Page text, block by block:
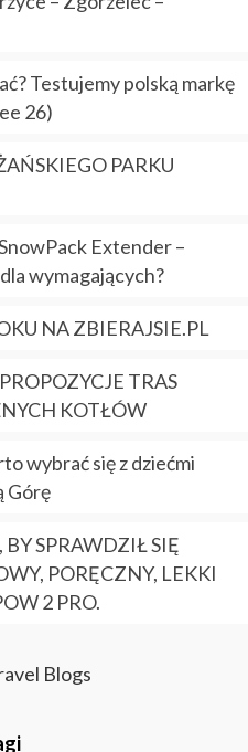
Testujemy polską markę
26)
PARKU
Extender –
wymagających?
NA ZBIERAJSIE.PL
TRAS
KOTŁÓW
wybrać się z dziećmi
Górę
SPRAWDZIŁ SIĘ
PORĘCZNY, LEKKI
2 PRO.